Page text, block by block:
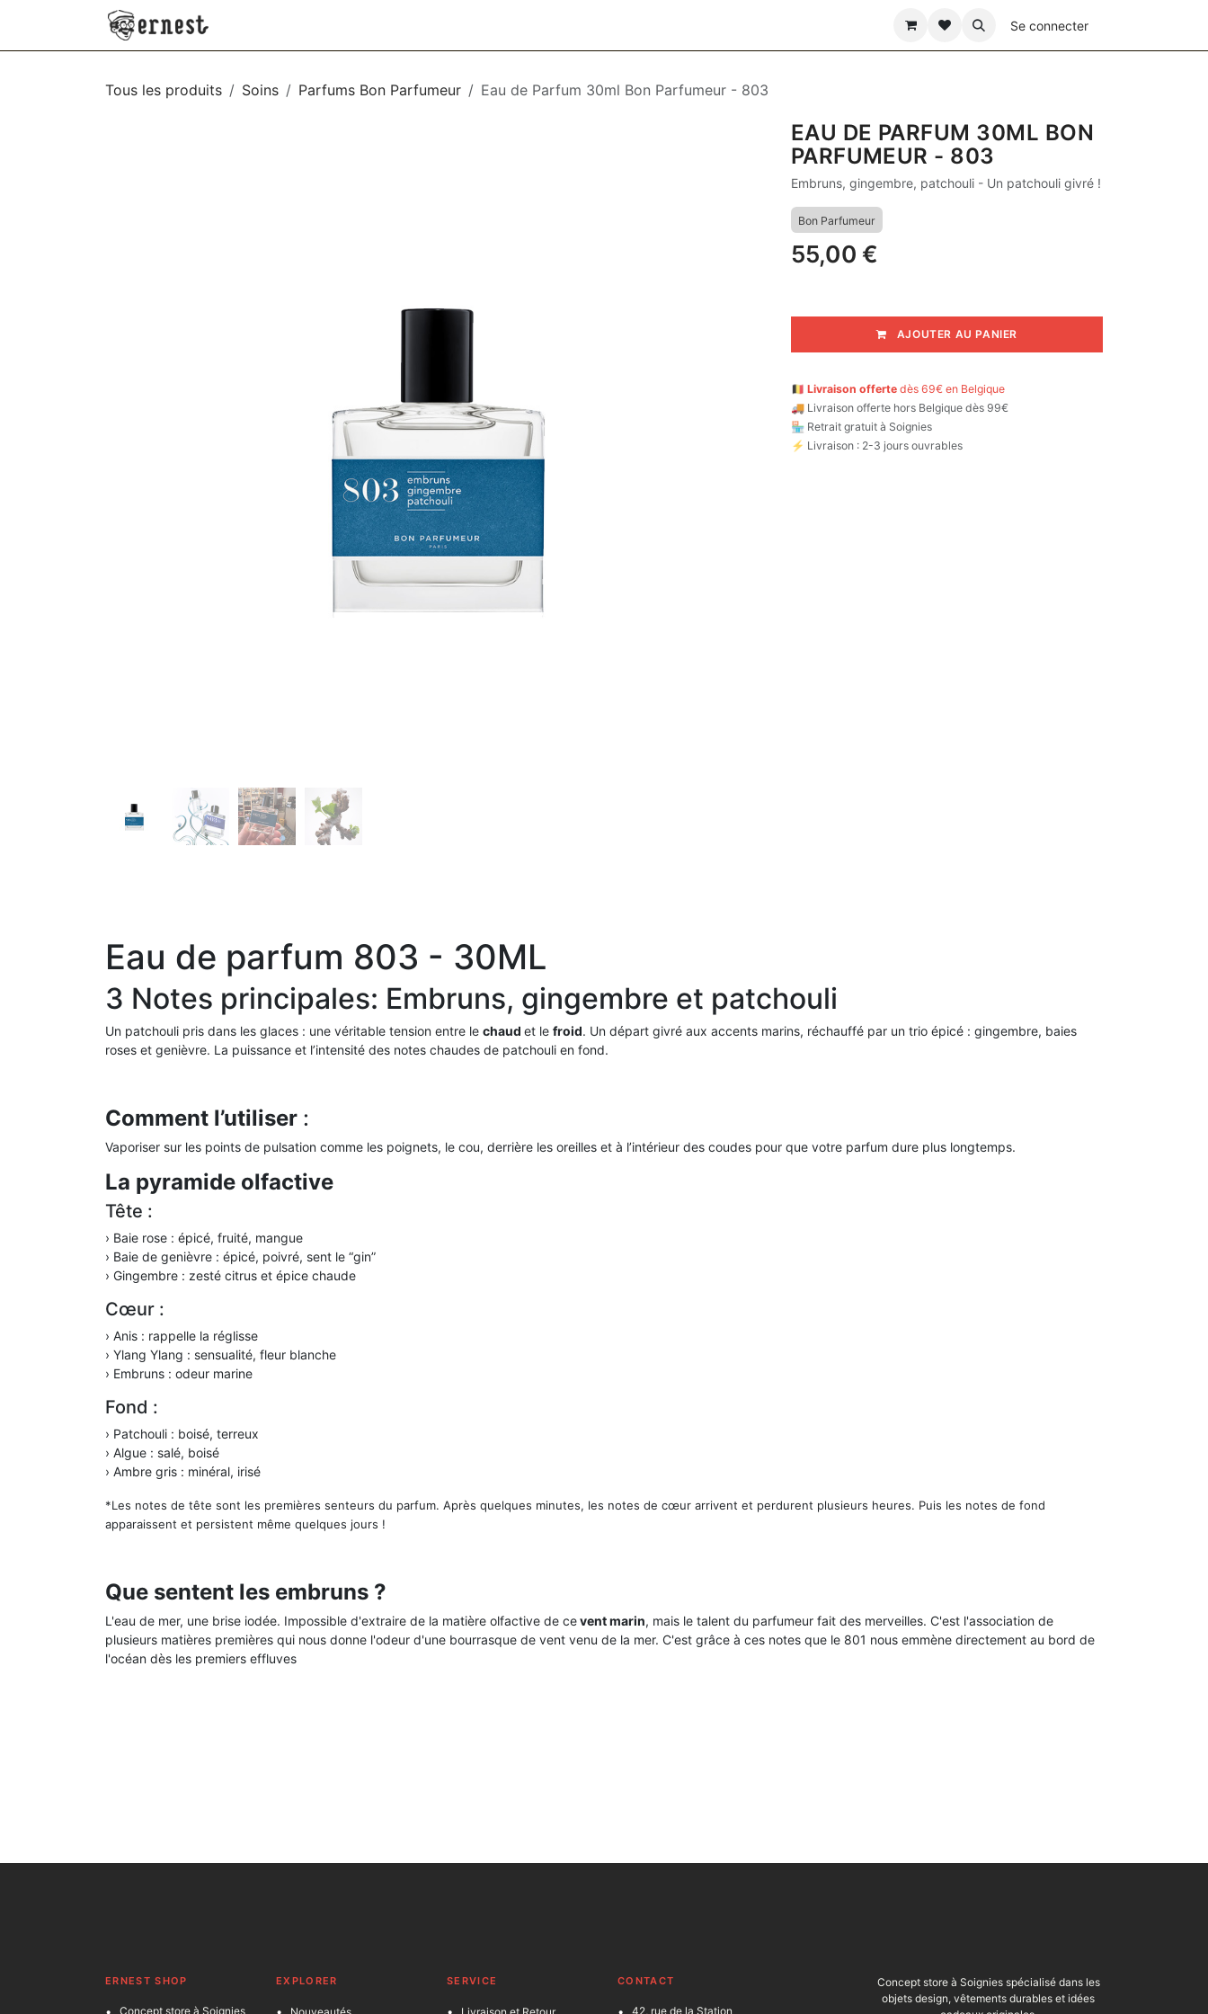
SE RENDRE AU CONTENU
Se connecter
Tous les produits Soins Parfums Bon Parfumeur Eau de Parfum 30ml Bon Parfumeur - 803
EAU DE PARFUM 30ML BON
PARFUMEUR - 803
Embruns, gingembre, patchouli - Un patchouli givré !
Bon Parfumeur
55,00 €
AJOUTER AU PANIER
🇧🇪 Livraison offerte dès 69€ en Belgique
🚚 Livraison offerte hors Belgique dès 99€
🏪 Retrait gratuit à Soignies
⚡ Livraison : 2-3 jours ouvrables
Eau de parfum 803 - 30ML
3 Notes principales: Embruns, gingembre et patchouli
Un patchouli pris dans les glaces : une véritable tension entre le chaud et le froid. Un départ givré aux accents marins, réchauffé par un trio épicé : gingembre, baies
roses et genièvre. La puissance et l’intensité des notes chaudes de patchouli en fond.
Comment l’utiliser :
Vaporiser sur les points de pulsation comme les poignets, le cou, derrière les oreilles et à l’intérieur des coudes pour que votre parfum dure plus longtemps.
La pyramide olfactive
Tête :
› Baie rose : épicé, fruité, mangue
› Baie de genièvre : épicé, poivré, sent le “gin”
› Gingembre : zesté citrus et épice chaude
Cœur :
› Anis : rappelle la réglisse
› Ylang Ylang : sensualité, fleur blanche
› Embruns : odeur marine
Fond :
› Patchouli : boisé, terreux
› Algue : salé, boisé
› Ambre gris : minéral, irisé
*Les notes de tête sont les premières senteurs du parfum. Après quelques minutes, les notes de cœur arrivent et perdurent plusieurs heures. Puis les notes de fond
apparaissent et persistent même quelques jours !
Que sentent les embruns ?
L'eau de mer, une brise iodée. Impossible d'extraire de la matière olfactive de cevent marin, mais le talent du parfumeur fait des merveilles. C'est l'association de
plusieurs matières premières qui nous donne l'odeur d'une bourrasque de vent venu de la mer. C'est grâce à ces notes que le 801 nous emmène directement au bord de
l'océan dès les premiers effluves
ERNEST SHOP
Concept store à Soignies
EXPLORER
Nouveautés
SERVICE
Livraison et Retour
CONTACT
42, rue de la Station
Concept store à Soignies spécialisé dans les
objets design, vêtements durables et idées